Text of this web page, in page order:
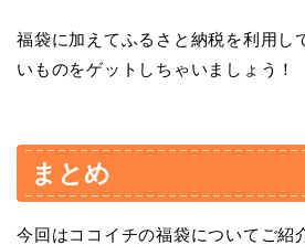
福袋に加えてふるさと納税を利用し
いものをゲットしちゃいましょう！
まとめ
今回はココイチの福袋についてご紹